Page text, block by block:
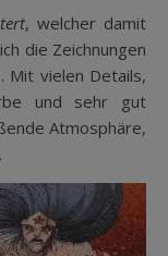
, welcher damit
die Zeichnungen
Mit vielen Details,
und sehr gut
Atmosphäre,